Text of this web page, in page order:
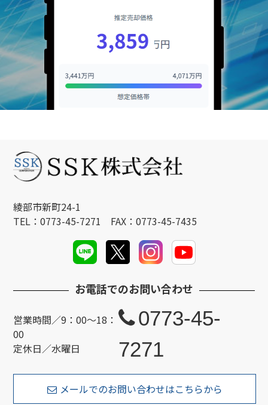
綾部市新町24-1
TEL：0773-45-7271 FAX：0773-45-7435
お電話でのお問い合わせ
営業時間／9：00～18：
00
定休日／水曜日
0773-45-
7271
メールでのお問い合わせはこちらから